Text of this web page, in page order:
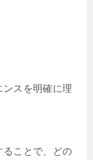
ンスを明確に理
ることで、どの